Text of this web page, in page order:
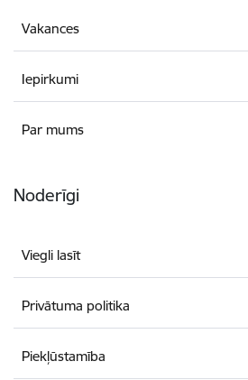
Vakances
Iepirkumi
Par mums
Noderīgi
Viegli lasīt
Privātuma politika
Piekļūstamība